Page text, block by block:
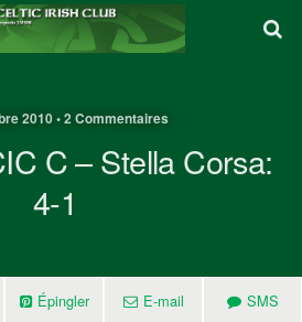
2010 • 2 Commentaires
C – Stella Corsa:
4-1
Épingler E-mail SMS